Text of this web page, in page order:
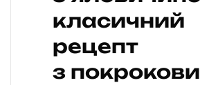
класичний
рецепт
з